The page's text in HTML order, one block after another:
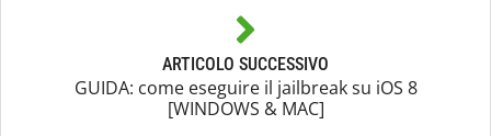
ARTICOLO SUCCESSIVO
GUIDA: come eseguire il jailbreak su iOS 8
[WINDOWS & MAC]